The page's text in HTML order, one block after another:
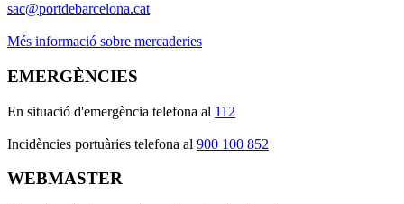
sac@portdebarcelona.cat
Més informació sobre mercaderies
EMERGÈNCIES
En situació d'emergència telefona al 112
Incidències portuàries telefona al 900 100 852
WEBMASTER